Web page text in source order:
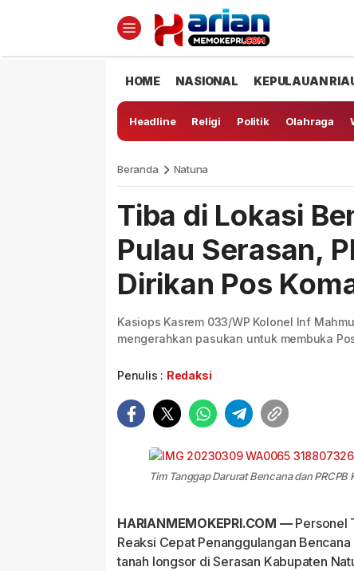
HOME NASIONAL KEPULAUAN
Headline Religi Politik Olahraga
Beranda Natuna
Tiba di Lokasi
Pulau Serasan,
Dirikan Pos
Kasiops Kasrem 033/WP Kolonel Inf
mengerahkan pasukan untuk membuka
Penulis : Redaksi
Tim Tanggap Darurat Bencana dan
HARIANMEMOKEPRI.COM —Personel
Reaksi Cepat Penanggulangan
tanah longsor di Serasan Kabupaten